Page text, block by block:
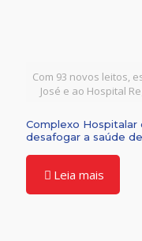
Com 93 novos leitos,
José e ao Hospital
Complexo Hospitalar
desafogar a saúde
Leia mais